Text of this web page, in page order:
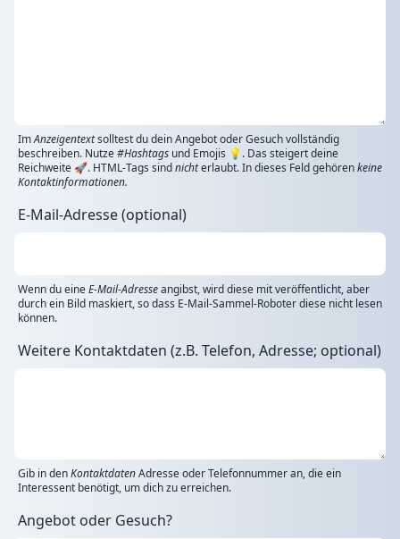
ImAnzeigentextsolltest du dein Angebot oder Gesuch vollständig
beschreiben. Nutze#Hashtags und Emojis 💡. Das steigert deine
Reichweite 🚀. HTML-Tags sindnichterlaubt. In dieses Feld gehörenkeine
Kontaktinformationen.
E-Mail-Adresse (optional)
Wenn du eineE-Mail-Adresseangibst, wird diese mit veröffentlicht, aber
durch ein Bild maskiert, so dass E-Mail-Sammel-Roboter diese nicht lesen
können.
Weitere Kontaktdaten (z.B. Telefon, Adresse; optional)
Gib in denKontaktdatenAdresse oder Telefonnummer an, die ein
Interessent benötigt, um dich zu erreichen.
Angebot oder Gesuch?